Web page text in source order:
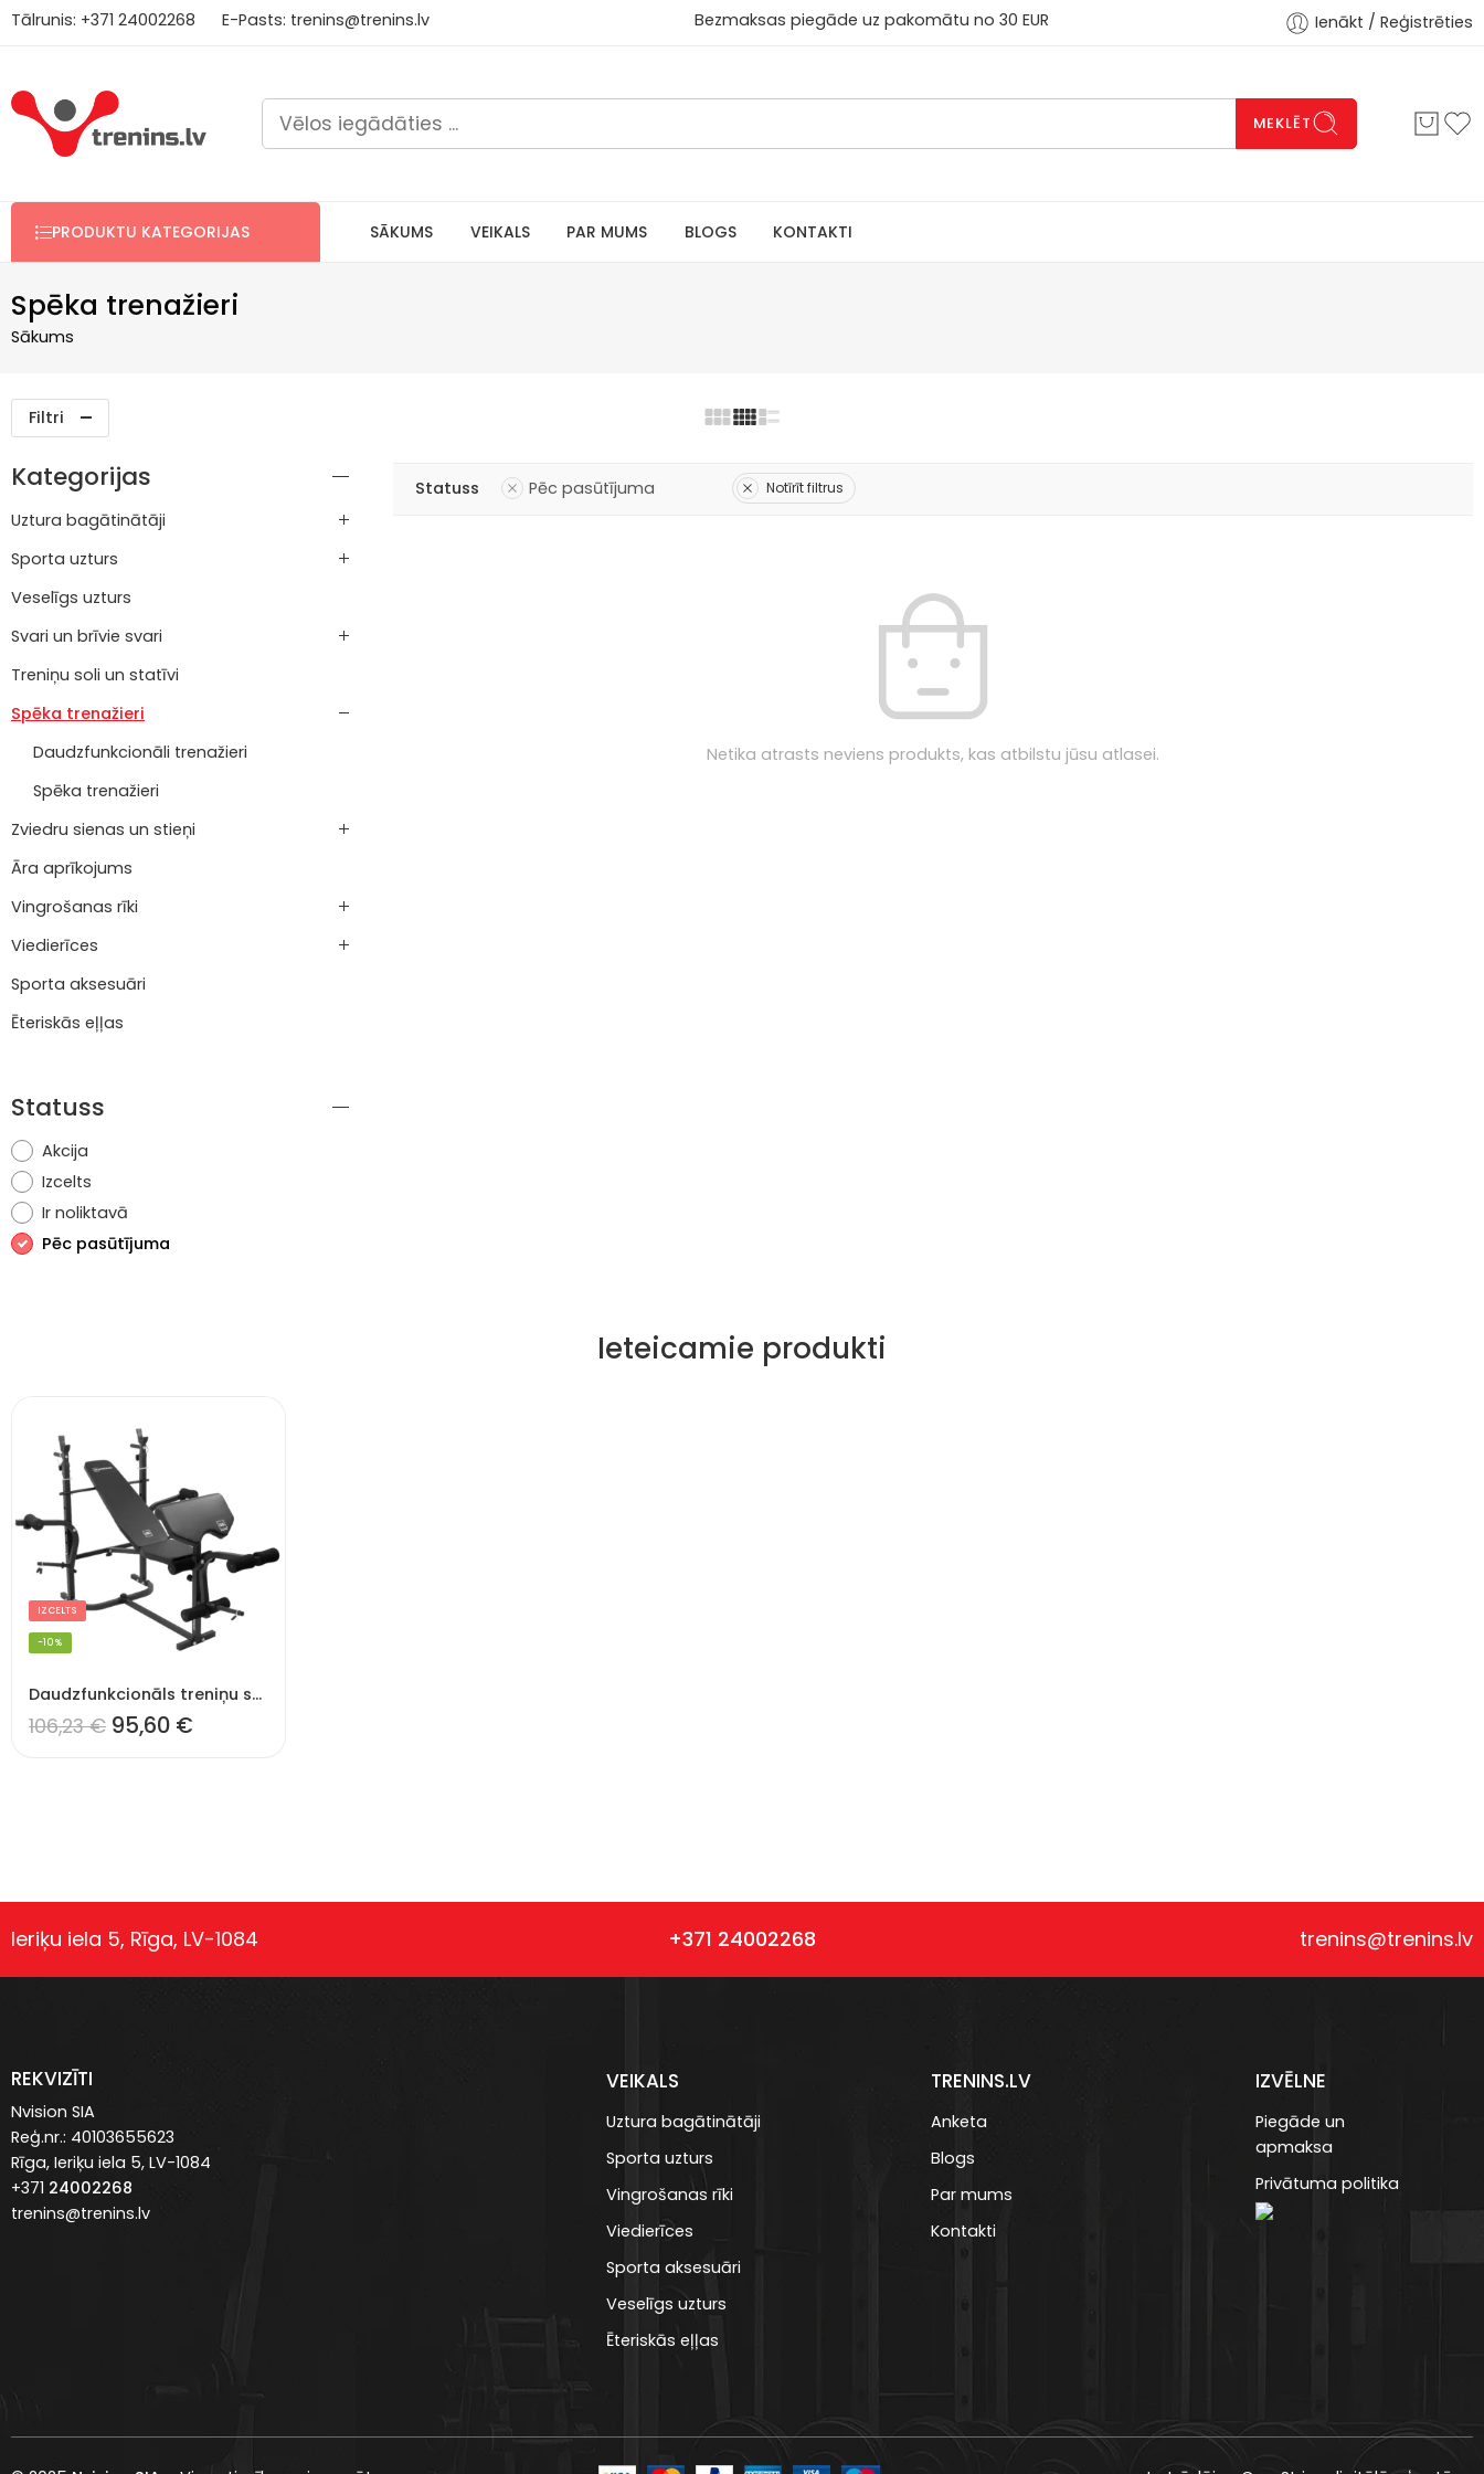
Tālrunis: +371 24002268 E-Pasts: trenins@trenins.lv Bezmaksas piegāde uz pakomātu no 30 EUR Ienākt / Reģistrēties
MEKLĒT
PRODUKTU KATEGORIJAS SĀKUMS VEIKALS PAR MUMS BLOGS KONTAKTI
Spēka trenažieri
Sākums
Filtri
Statuss Pēc pasūtījuma Notīrīt filtrus
Netika atrasts neviens produkts, kas atbilstu jūsu atlasei.
Kategorijas
Uztura bagātinātāji
Sporta uzturs
Veselīgs uzturs
Svari un brīvie svari
Treniņu soli un statīvi
Spēka trenažieri
Daudzfunkcionāli trenažieri
Spēka trenažieri
Zviedru sienas un stieņi
Āra aprīkojums
Vingrošanas rīki
Viedierīces
Sporta aksesuāri
Ēteriskās eļļas
Statuss
Akcija
Izcelts
Ir noliktavā
Pēc pasūtījuma
Ieteicamie produkti
Daudzfunkcionāls treniņu sols TSB-WM
IZCELTS
-10%
106,23€ 95,60 €
Ieriķu iela 5, Rīga, LV-1084 +371 24002268 trenins@trenins.lv
REKVIZĪTI
Nvision SIA
Reģ.nr.: 40103655623
Rīga, Ieriķu iela 5, LV-1084
+371 24002268
trenins@trenins.lv
VEIKALS
Uztura bagātinātāji
Sporta uzturs
Vingrošanas rīki
Viedierīces
Sporta aksesuāri
Veselīgs uzturs
Ēteriskās eļļas
TRENINS.LV
Anketa
Blogs
Par mums
Kontakti
IZVĒLNE
Piegāde un
apmaksa
Privātuma politika